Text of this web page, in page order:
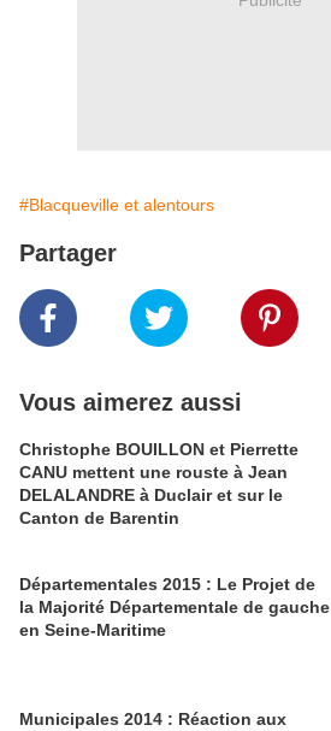
#Blacqueville et alentours
Partager
Vous aimerez aussi
Christophe BOUILLON et Pierrette
CANU mettent une rouste à Jean
DELALANDRE à Duclair et sur le
Canton de Barentin
Départementales 2015 : Le Projet de
la Majorité Départementale de gauche
en Seine-Maritime
Municipales 2014 : Réaction aux